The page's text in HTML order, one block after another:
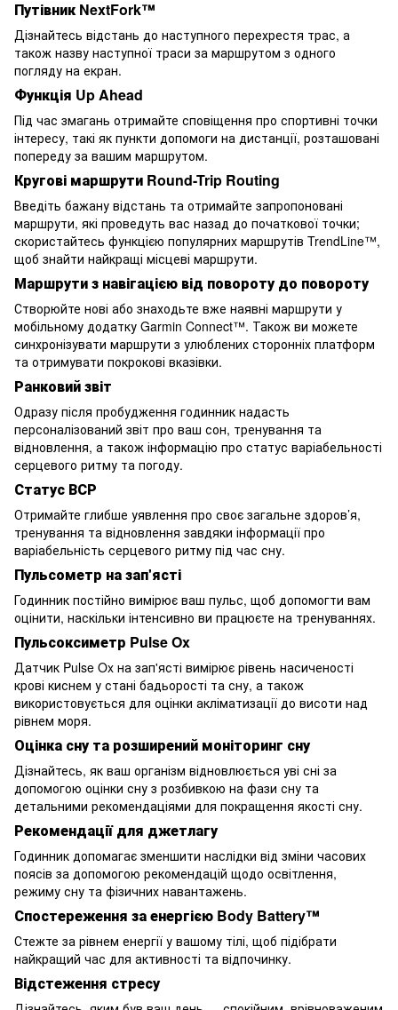
Путівник NextFork™
Дізнайтесь відстань до наступного перехрестя трас, а
також назву наступної траси за маршрутом з одного
погляду на екран.
Функція Up Ahead
Під час змагань отримайте сповіщення про спортивні точки
інтересу, такі як пункти допомоги на дистанції, розташовані
попереду за вашим маршрутом.
Кругові маршрути Round-Trip Routing
Введіть бажану відстань та отримайте запропоновані
маршрути, які проведуть вас назад до початкової точки;
скористайтесь функцією популярних маршрутів TrendLine™,
щоб знайти найкращі місцеві маршрути.
Маршрути з навігацією від повороту до повороту
Створюйте нові або знаходьте вже наявні маршрути у
мобільному додатку Garmin Connect™. Також ви можете
синхронізувати маршрути з улюблених сторонніх платформ
та отримувати покрокові вказівки.
Ранковий звіт
Одразу після пробудження годинник надасть
персоналізований звіт про ваш сон, тренування та
відновлення, а також інформацію про статус варіабельності
серцевого ритму та погоду.
Статус ВСР
Отримайте глибше уявлення про своє загальне здоров’я,
тренування та відновлення завдяки інформації про
варіабельність серцевого ритму під час сну.
Пульсометр на зап'ясті
Годинник постійно вимірює ваш пульс, щоб допомогти вам
оцінити, наскільки інтенсивно ви працюєте на тренуваннях.
Пульсоксиметр Pulse Ox
Датчик Pulse Ox на зап'ясті вимірює рівень насиченості
крові киснем у стані бадьорості та сну, а також
використовується для оцінки акліматизації до висоти над
рівнем моря.
Оцінка сну та розширений моніторинг сну
Дізнайтесь, як ваш організм відновлюється уві сні за
допомогою оцінки сну з розбивкою на фази сну та
детальними рекомендаціями для покращення якості сну.
Рекомендації для джетлагу
Годинник допомагає зменшити наслідки від зміни часових
поясів за допомогою рекомендацій щодо освітлення,
режиму сну та фізичних навантажень.
Спостереження за енергією Body Battery™
Стежте за рівнем енергії у вашому тілі, щоб підібрати
найкращий час для активності та відпочинку.
Відстеження стресу